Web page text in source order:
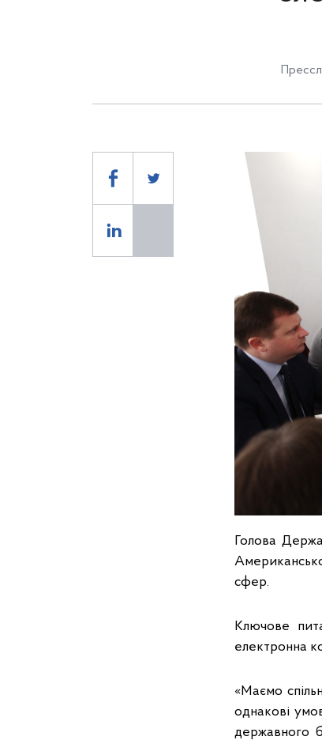
Голова
сфер.
Ключове
електронна
«Маємо
однакові
державного